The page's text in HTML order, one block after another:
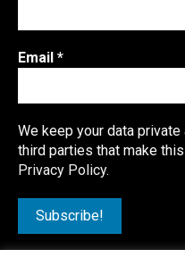
Email *
We keep your data
third parties that make
Privacy Policy.